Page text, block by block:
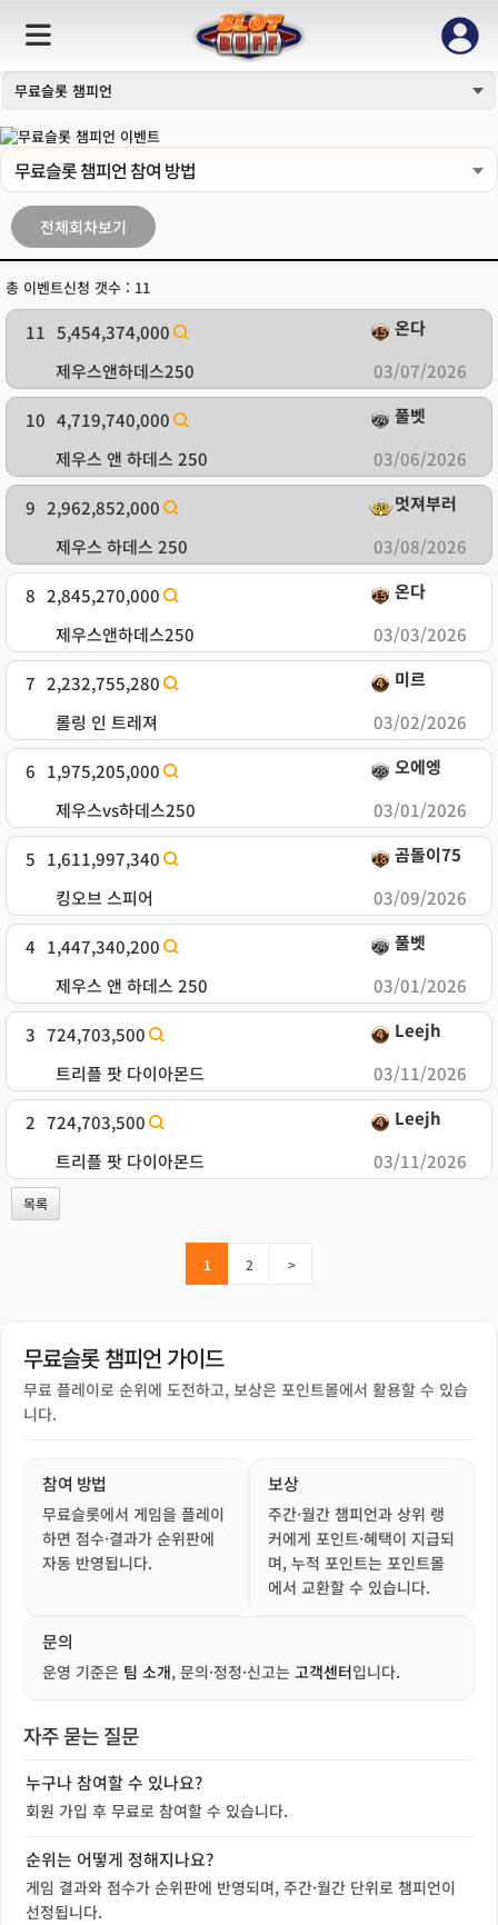
무료슬롯 챔피언
무료슬롯 챔피언 참여 방법
전체회차보기
총 이벤트신청 갯수 : 11
11 5,454,374,000
온다
제우스앤하데스250
03/07/2026
10 4,719,740,000
풀벳
제우스 앤 하데스 250
03/06/2026
9 2,962,852,000
멋져부러
제우스 하데스 250
03/08/2026
8 2,845,270,000
온다
제우스앤하데스250
03/03/2026
7 2,232,755,280
미르
롤링 인 트레져
03/02/2026
6 1,975,205,000
오에엥
제우스vs하데스250
03/01/2026
5 1,611,997,340
곰돌이75
킹오브 스피어
03/09/2026
4 1,447,340,200
풀벳
제우스 앤 하데스 250
03/01/2026
3 724,703,500
Leejh
트리플 팟 다이아몬드
03/11/2026
2 724,703,500
Leejh
트리플 팟 다이아몬드
03/11/2026
목록
1 2 >
무료슬롯 챔피언 가이드
무료 플레이로 순위에 도전하고, 보상은 포인트몰에서 활용할 수 있습
니다.
참여 방법
무료슬롯에서 게임을 플레이
하면 점수·결과가 순위판에
자동 반영됩니다.
보상
주간·월간 챔피언과 상위 랭
커에게 포인트·혜택이 지급되
며, 누적 포인트는 포인트몰
에서 교환할 수 있습니다.
문의
운영 기준은 팀 소개, 문의·정정·신고는 고객센터입니다.
자주 묻는 질문
누구나 참여할 수 있나요?
회원 가입 후 무료로 참여할 수 있습니다.
순위는 어떻게 정해지나요?
게임 결과와 점수가 순위판에 반영되며, 주간·월간 단위로 챔피언이
선정됩니다.